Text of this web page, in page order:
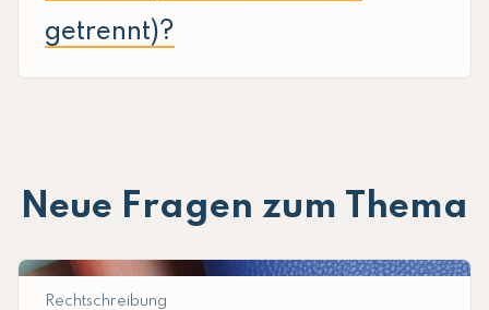
getrennt)?
Neue Fragen zum Thema
Rechtschreibung